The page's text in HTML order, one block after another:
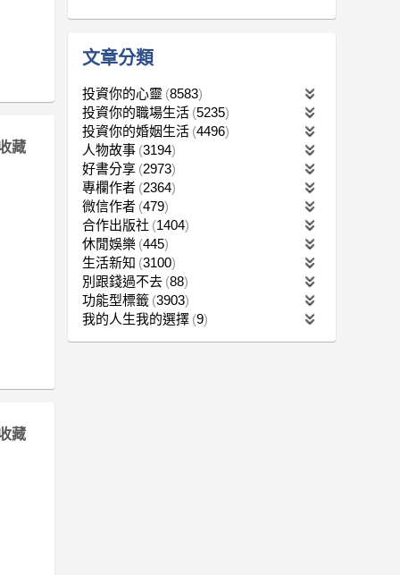
藏
藏
文章分類
投資你的心靈 8583
投資你的職場生活 5235
投資你的婚姻生活 4496
人物故事 3194
好書分享 2973
專欄作者 2364
微信作者 479
合作出版社 1404
休閒娛樂 445
生活新知 3100
別跟錢過不去 88
功能型標籤 3903
我的人生我的選擇 9